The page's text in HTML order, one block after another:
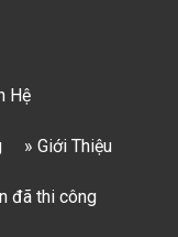
Hệ
» Giới Thiệu
đã thi công